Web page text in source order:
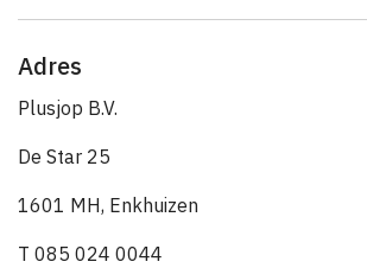
Adres
Plusjop B.V.
De Star 25
1601 MH, Enkhuizen
T 085 024 0044